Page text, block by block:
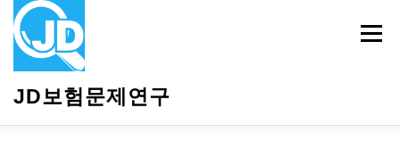
JD보험문제연구
메뉴